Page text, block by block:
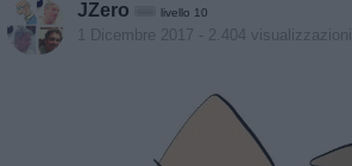
JZero livello 10
1 Dicembre 2017 - 2.404 visualizzazioni